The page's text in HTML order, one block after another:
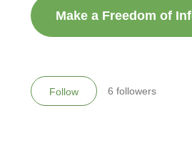
Make a Freedom of
Follow 6 followers